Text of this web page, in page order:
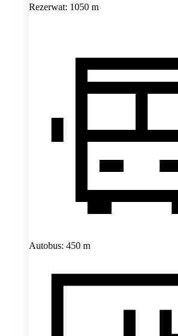
Rezerwat: 1050 m
Autobus: 450 m